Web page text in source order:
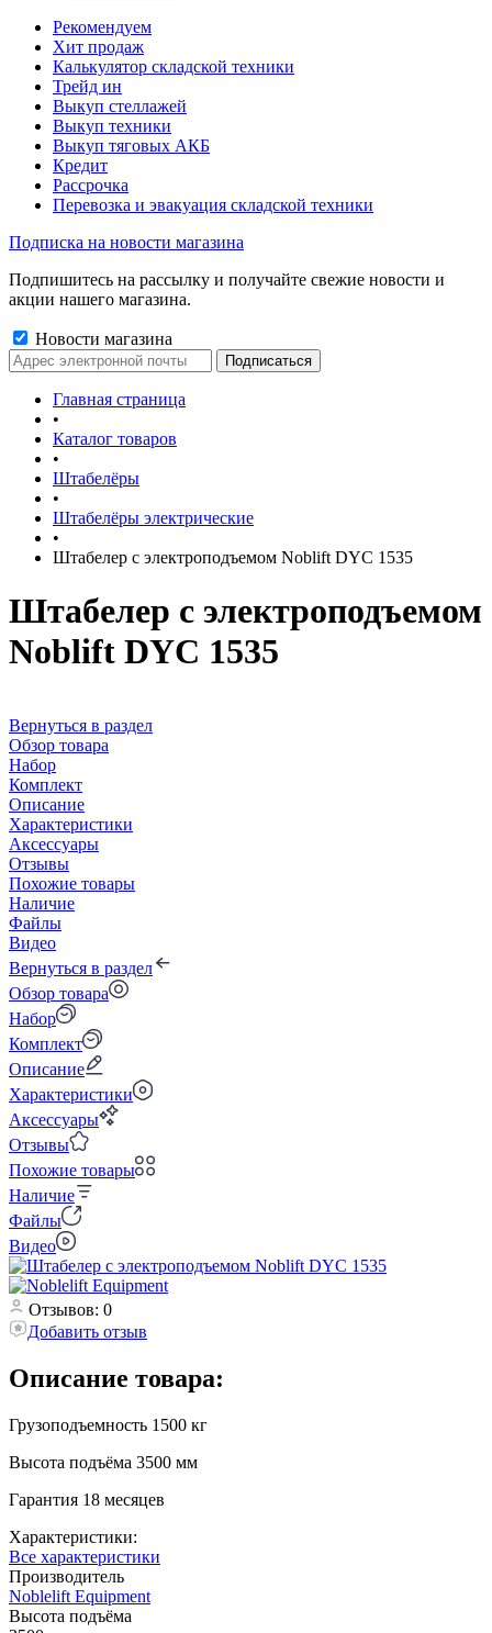
Рекомендуем
Хит продаж
Калькулятор складской техники
Трейд ин
Выкуп стеллажей
Выкуп техники
Выкуп тяговых АКБ
Кредит
Рассрочка
Перевозка и эвакуация складской техники
Подписка на новости магазина
Подпишитесь на рассылку и получайте свежие новости и
акции нашего магазина.
Новости магазина
Главная страница
•
Каталог товаров
•
Штабелёры
•
Штабелёры электрические
•
Штабелер с электроподъемом Noblift DYC 1535
Штабелер с электроподъемом
Noblift DYC 1535
Вернуться в раздел
Обзор товара
Набор
Комплект
Описание
Характеристики
Аксессуары
Отзывы
Похожие товары
Наличие
Файлы
Видео
Вернуться в раздел
Обзор товара
Набор
Комплект
Описание
Характеристики
Аксессуары
Отзывы
Похожие товары
Наличие
Файлы
Видео
Отзывов: 0
Добавить отзыв
Описание товара:
Грузоподъемность 1500 кг
Высота подъёма 3500 мм
Гарантия 18 месяцев
Характеристики:
Все характеристики
Производитель
Noblelift Equipment
Высота подъёма